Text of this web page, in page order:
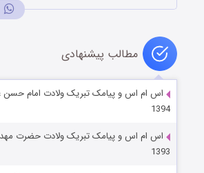
مطالب پیشنهادی
1394
1393